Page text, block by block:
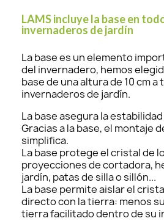
LAMS incluye la base en
invernaderos de jardín
La base es un elemento
del invernadero, hemos
base de una altura de 10 cm
invernaderos de jardín.
La base asegura la
Gracias a la base, el montaje
simplifica.
La base protege el cristal de
proyecciones de cortadora,
jardín, patas de silla o sillón...
La base permite aislar el
directo con la tierra: menos
tierra facilitado dentro de su